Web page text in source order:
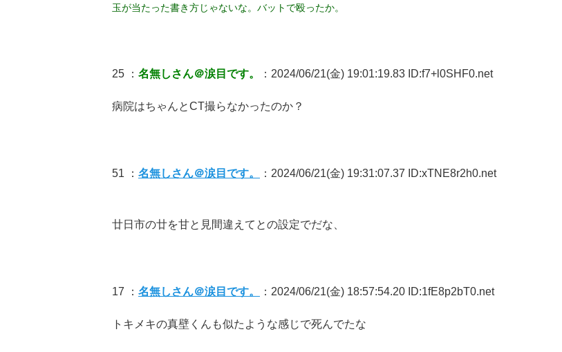
玉が当たった書き方じゃないな。バットで殴ったか。
25 ： 名無しさん＠涙目です。 ：2024/06/21(金) 19:01:19.83 ID:f7+l0SHF0.net
病院はちゃんとCT撮らなかったのか？
51 ： 名無しさん＠涙目です。 ：2024/06/21(金) 19:31:07.37 ID:xTNE8r2h0.net
廿日市の廿を甘と見間違えてとの設定でだな、
17 ： 名無しさん＠涙目です。 ：2024/06/21(金) 18:57:54.20 ID:1fE8p2bT0.net
トキメキの真壁くんも似たような感じで死んでたな